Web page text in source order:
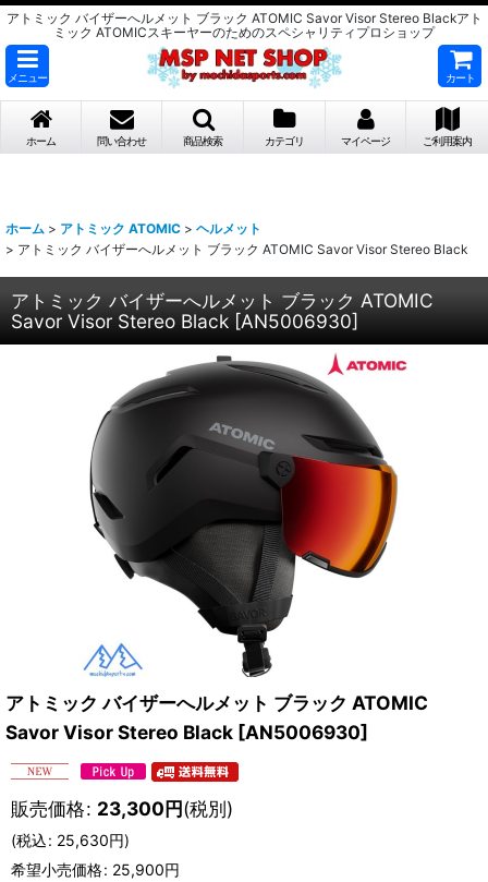
アトミック バイザーへルメット ブラック ATOMIC Savor Visor Stereo Blackアト
ミック ATOMICスキーヤーのためのスペシャリティプロショップ
メニュー カート
ホーム 問い合わせ 商品検索 カテゴリ マイページ ご利用案内
ホーム > アトミック ATOMIC > ヘルメット
> アトミック バイザーへルメット ブラック ATOMIC Savor Visor Stereo Black
アトミック バイザーへルメット ブラック ATOMIC
Savor Visor Stereo Black [AN5006930]
アトミック バイザーへルメット ブラック ATOMIC
Savor Visor Stereo Black [AN5006930]
販売価格: 23,300円(税別)
(税込: 25,630円)
希望小売価格: 25,900円